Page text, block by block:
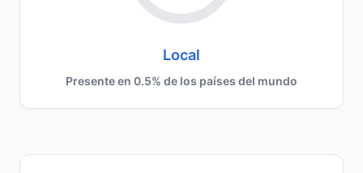
Local
Presente en 0.5% de los países del mundo